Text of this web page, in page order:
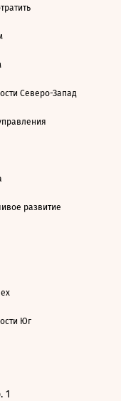
Северо-Запад
развитие
Юг
1